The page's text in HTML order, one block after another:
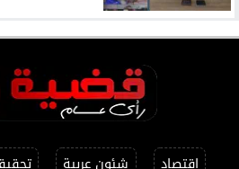
اقتصاد شئون عربية